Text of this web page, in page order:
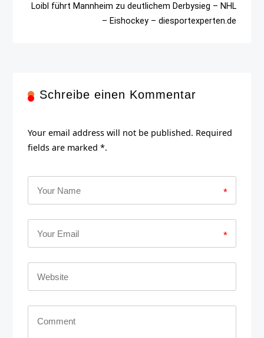
Loibl führt Mannheim zu deutlichem Derbysieg – NHL
– Eishockey – diesportexperten.de
Schreibe einen Kommentar
Your email address will not be published. Required
fields are marked *.
*
*